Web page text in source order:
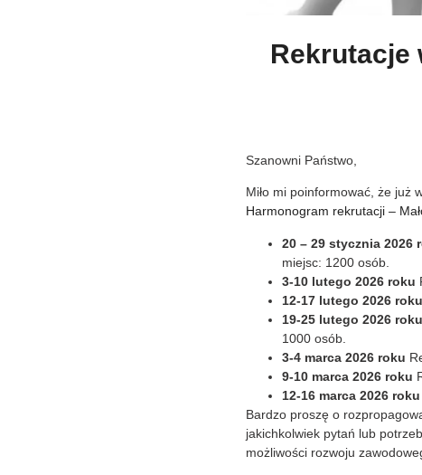
Rekrutacje
Szanowni Państwo,
Miło mi poinformować, że już
Harmonogram rekrutacji –
20 – 29 stycznia 2026
miejsc: 1200 osób.
3-10 lutego 2026 roku
12-17 lutego 2026 roku
19-25 lutego 2026 roku
1000 osób.
3-4 marca 2026 roku
9-10 marca 2026 roku
12-16 marca 2026 roku
Bardzo proszę o
jakichkolwiek pytań lub
możliwości rozwoju